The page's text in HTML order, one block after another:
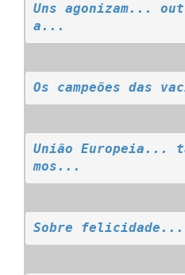
Uns agonizam...
a...
Os campeões das
União Europeia...
mos...
Sobre felicidade...